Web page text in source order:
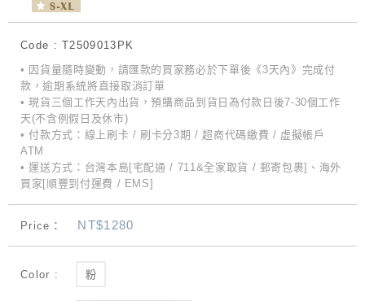
Code : T2509013PK
• 因貨量隨時變動，請匯款的買家務必於下單後《3天內》完成付
款，逾期系統將直接取消訂單
• 現貨三個工作天內出貨，預購商品到貨日為付款日後7-30個工作
天(不含例假日及休市)
• 付款方式：線上刷卡 / 刷卡分3期 / 超商代碼繳費 / 虛擬帳戶
ATM
• 運送方式：台灣本島[宅配通 / 711&全家取貨 / 郵寄包裹]、海外
買家[順豐到付運費 / EMS]
Price： NT$1280
Color : 粉